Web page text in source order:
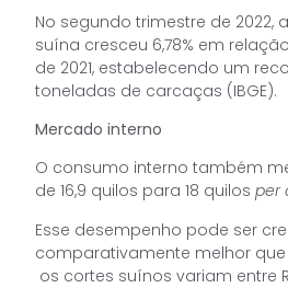
No segundo trimestre de 2022,
suína cresceu 6,78% em
de 2021, estabelecendo um
toneladas de carcaças (IBGE).
Mercado interno
O consumo interno também
de 16,9 quilos para 18 quilos per
Esse desempenho pode ser
comparativamente melhor
os cortes suínos variam entre